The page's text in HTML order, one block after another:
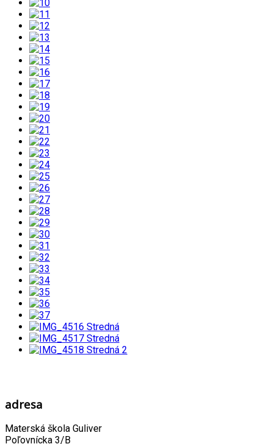
adresa
Materská škola Guliver
Poľovnícka 3/B